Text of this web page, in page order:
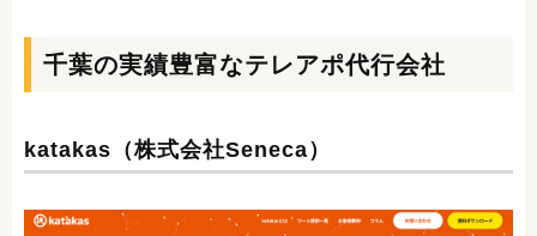
千葉の実績豊富なテレアポ代行会社
katakas（株式会社Seneca）